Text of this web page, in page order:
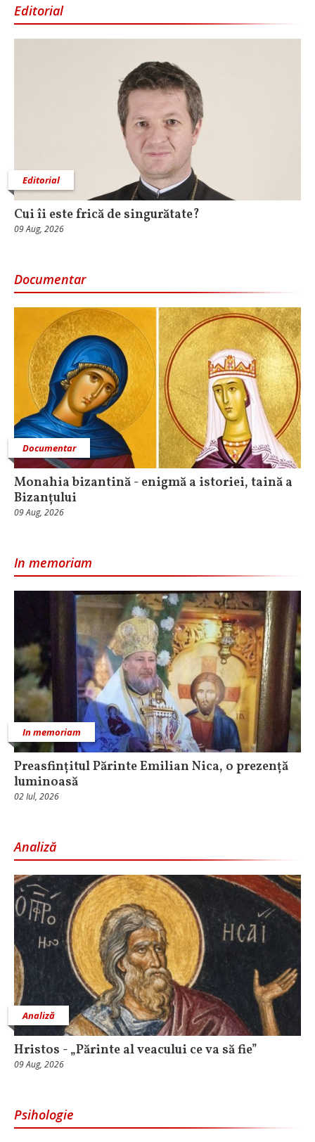
Editorial
Editorial
Cui îi este frică de singurătate?
09 Aug, 2026
Documentar
Documentar
Monahia bizantină - enigmă a istoriei, taină a
Bizanțului
09 Aug, 2026
In memoriam
In memoriam
Preasfințitul Părinte Emilian Nica, o prezență
luminoasă
02 Iul, 2026
Analiză
Analiză
Hristos - „Părinte al veacului ce va să fie”
09 Aug, 2026
Psihologie